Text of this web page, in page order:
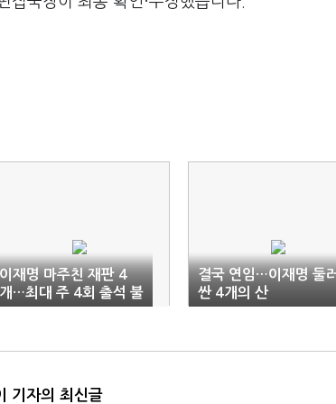
이재명 마주친 재판 4
개…최대 주 4회 출석 불
가피
결국 연임…이재명 둘
싼 4개의 산
기자의 최신글